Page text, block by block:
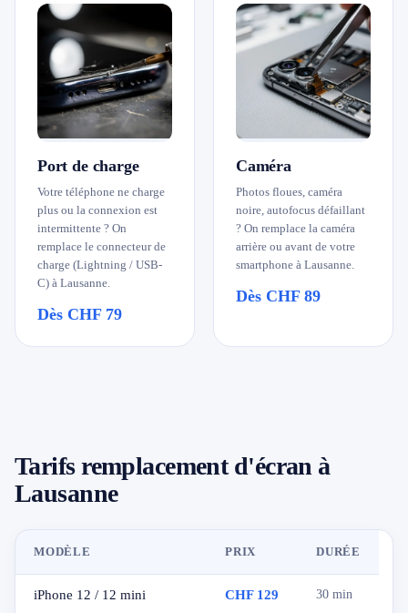
Port de charge
Votre téléphone ne charge
plus ou la connexion est
intermittente ? On
remplace le connecteur de
charge (Lightning / USB-
C) à Lausanne.
Dès CHF 79
Caméra
Photos floues, caméra
noire, autofocus défaillant
? On remplace la caméra
arrière ou avant de votre
smartphone à Lausanne.
Dès CHF 89
Tarifs remplacement d'écran à
Lausanne
MODÈLE PRIX DURÉE
iPhone 12 / 12 mini CHF 129 30 min